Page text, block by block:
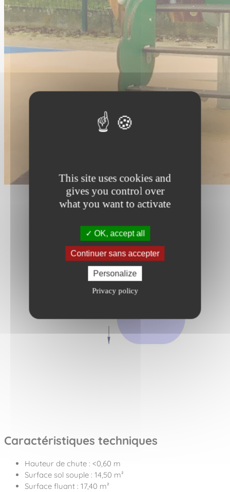
This site uses cookies and
gives you control over
what you want to activate
OK, accept all
Continuer sans accepter
Personalize
Privacy policy
Caractéristiques techniques
Hauteur de chute : <0,60 m
Surface sol souple : 14,50 m²
Surface fluant : 17,40 m²